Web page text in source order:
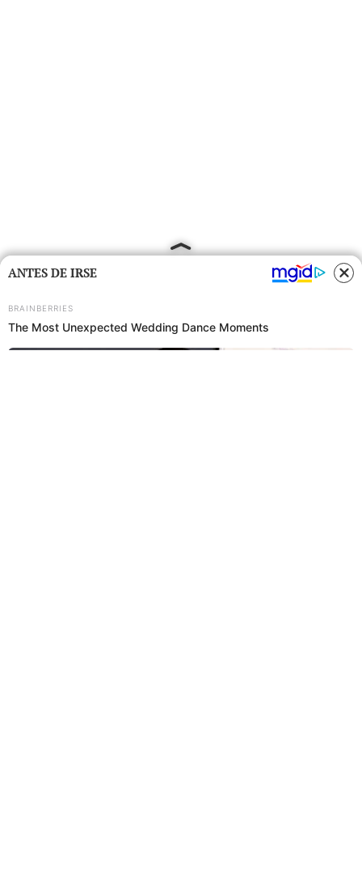
ANTES DE IRSE